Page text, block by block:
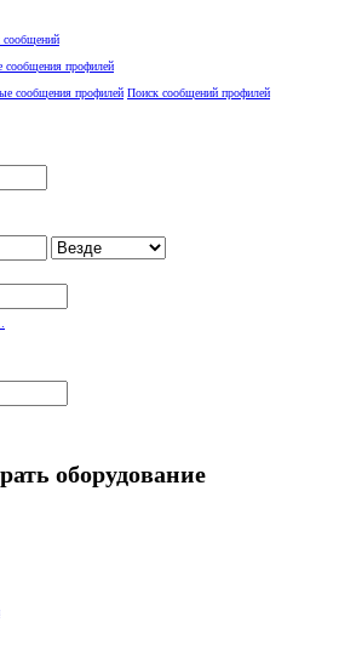
сообщений
сообщения профилей
сообщения профилей Поиск сообщений профилей
оборудование